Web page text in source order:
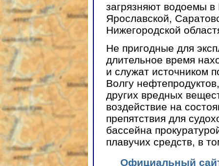
загрязняют водоемы в
Ярославской,
Нижегородской
Не пригодные для
длительное время
и служат источником
Волгу
других вредных
воздействие на
препятствия для
бассейна
плавучих средств, в
Официальный